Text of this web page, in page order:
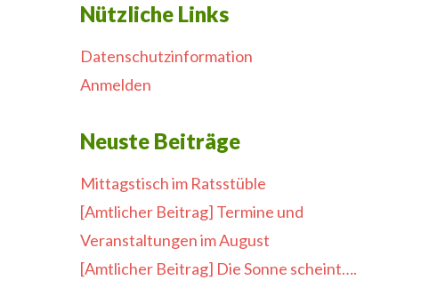
Nützliche Links
Datenschutzinformation
Anmelden
Neuste Beiträge
Mittagstisch im Ratsstüble
[Amtlicher Beitrag] Termine und
Veranstaltungen im August
[Amtlicher Beitrag] Die Sonne scheint….